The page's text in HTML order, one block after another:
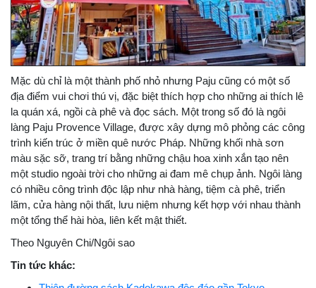
Mặc dù chỉ là một thành phố nhỏ nhưng Paju cũng có một số
địa điểm vui chơi thú vị, đặc biệt thích hợp cho những ai thích lê
la quán xá, ngồi cà phê và đọc sách. Một trong số đó là ngôi
làng Paju Provence Village, được xây dựng mô phỏng các công
trình kiến trúc ở miền quê nước Pháp. Những khối nhà sơn
màu sặc sỡ, trang trí bằng những chậu hoa xinh xắn tạo nên
một studio ngoài trời cho những ai đam mê chụp ảnh. Ngôi làng
có nhiều công trình độc lập như nhà hàng, tiệm cà phê, triển
lãm, cửa hàng nội thất, lưu niệm nhưng kết hợp với nhau thành
một tổng thể hài hòa, liên kết mật thiết.
Theo Nguyên Chi/Ngôi sao
Tin tức khác: